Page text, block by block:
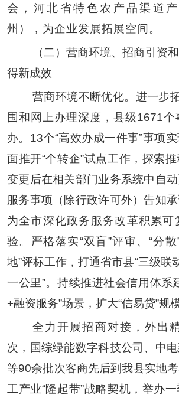
会，河北省特色农产品渠道
州），为企业发展拓展空间。
（二）营商环境、招商引资
得新成效
营商环境不断优化。进一步
围和网上办理深度，县级1671个
办。 13个“高效办成一件事”事项
面推开“个转企”试点工作，探索
变更后在相关部门业务系统中自
服务事项（除行政许可外）告知承
为全市深化政务服务改革积累可
验。严格落实“双盲”评审、 “分散
地”评标工作，打通省市县“三级联
一公里”。持续推进社会信用体系
+融资服务”场景，扩大“信易贷”规
全力开展招商对接 ，外出
次，国综绿能数字科技公司、中
等90余批次客商先后到我县实地
工产业“隆起带”战略契机，举办